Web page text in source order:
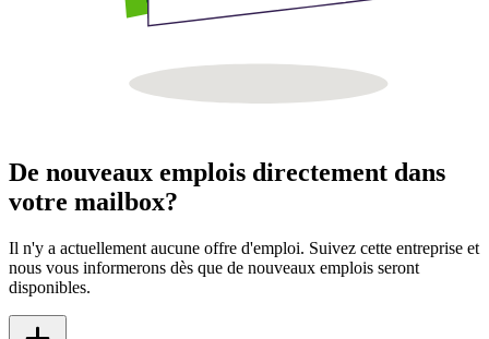
De nouveaux emplois directement dans
votre mailbox?
Il n'y a actuellement aucune offre d'emploi. Suivez cette entreprise et
nous vous informerons dès que de nouveaux emplois seront
disponibles.